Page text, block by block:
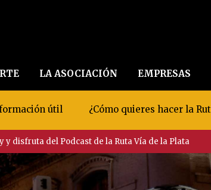
LA ASOCIACIÓN EMPRESAS
útil ¿Cómo quieres hacer la
y disfruta del Podcast de la Ruta Vía de la Plata